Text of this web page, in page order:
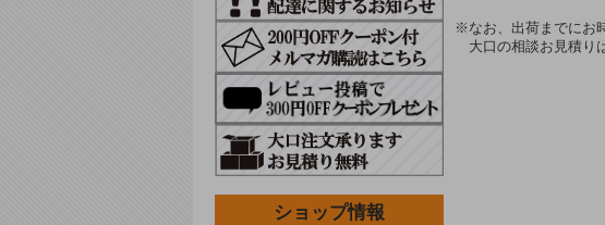
ショップ情報
※なお、出荷までにお
大口の相談お見積り